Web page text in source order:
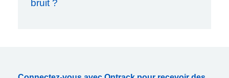
bruit ?